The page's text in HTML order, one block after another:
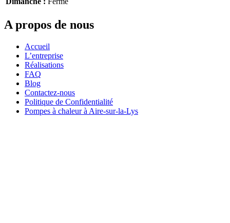
A propos de nous
Accueil
L’entreprise
Réalisations
FAQ
Blog
Contactez-nous
Politique de Confidentialité
Pompes à chaleur à Aire-sur-la-Lys